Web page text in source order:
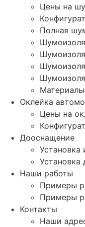
Цены на
Полная
Оклейка
Цены на
Дооснащение
Установка
Установка
Наши работы
Примеры
Примеры
Контакты
Наши